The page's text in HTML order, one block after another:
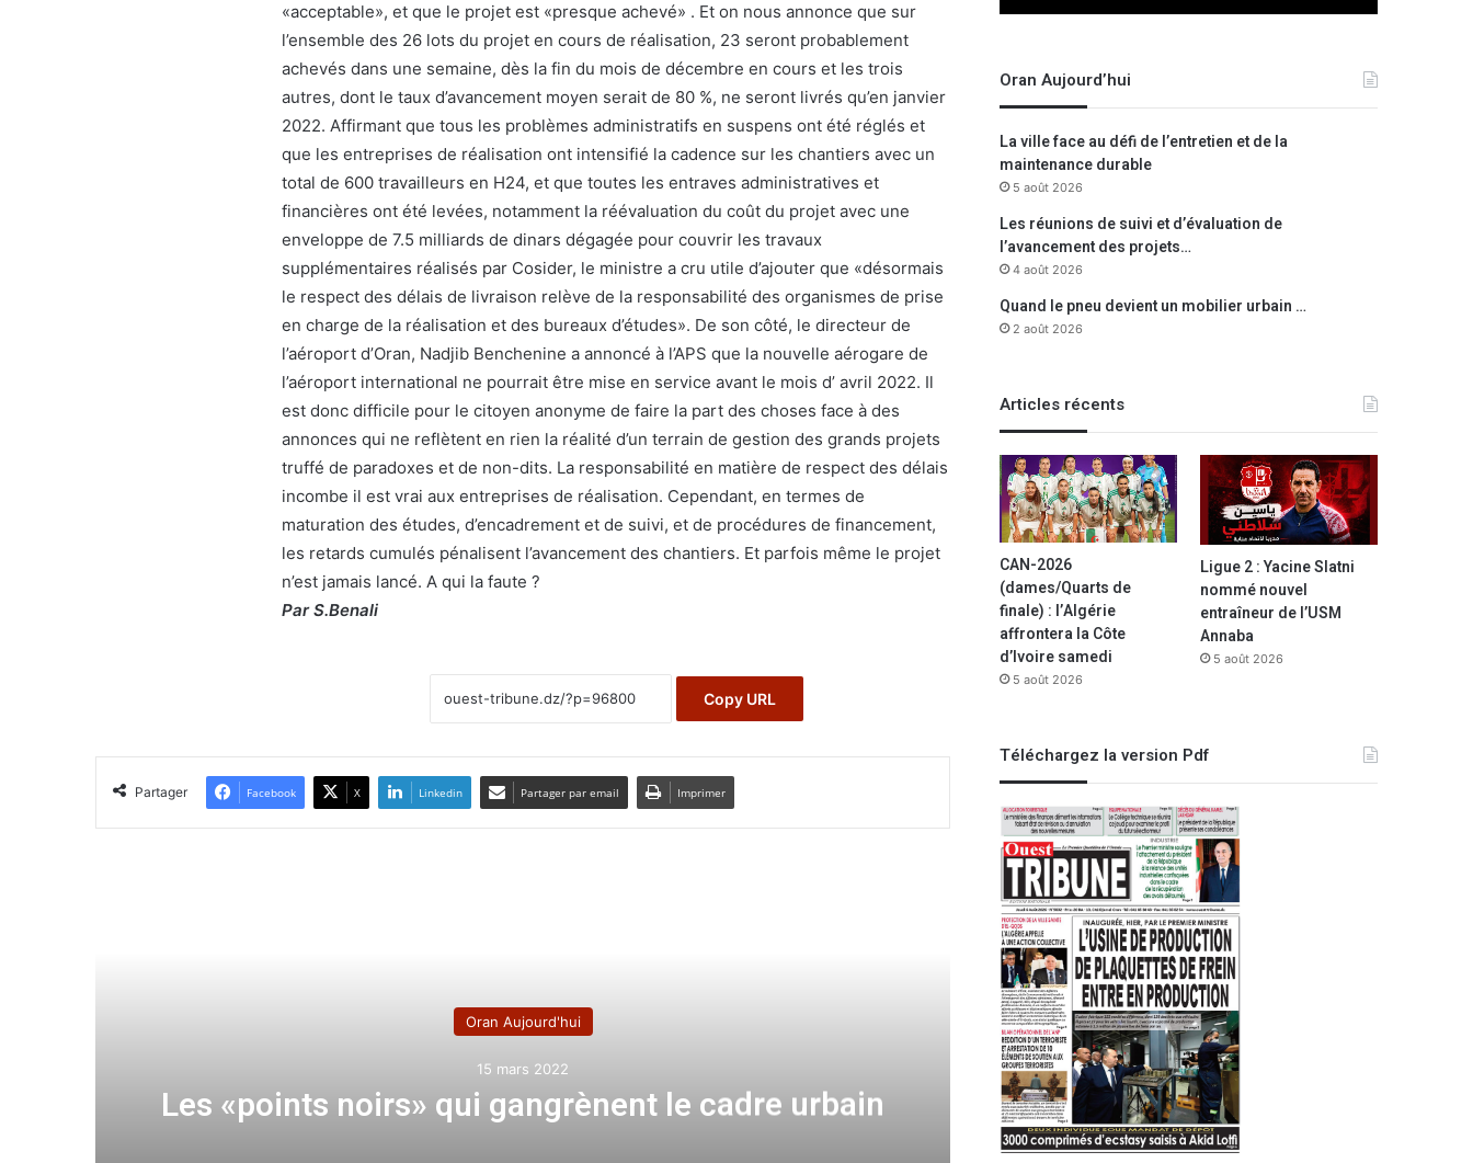
«acceptable», et que le projet est «presque achevé» . Et on nous annonce que sur
l’ensemble des 26 lots du projet en cours de réalisation, 23 seront probablement
achevés dans une semaine, dès la fin du mois de décembre en cours et les trois
autres, dont le taux d’avancement moyen serait de 80 %, ne seront livrés qu’en janvier
2022. Affirmant que tous les problèmes administratifs en suspens ont été réglés et
que les entreprises de réalisation ont intensifié la cadence sur les chantiers avec un
total de 600 travailleurs en H24, et que toutes les entraves administratives et
financières ont été levées, notamment la réévaluation du coût du projet avec une
enveloppe de 7.5 milliards de dinars dégagée pour couvrir les travaux
supplémentaires réalisés par Cosider, le ministre a cru utile d’ajouter que «désormais
le respect des délais de livraison relève de la responsabilité des organismes de prise
en charge de la réalisation et des bureaux d’études». De son côté, le directeur de
l’aéroport d’Oran, Nadjib Benchenine a annoncé à l’APS que la nouvelle aérogare de
l’aéroport international ne pourrait être mise en service avant le mois d’ avril 2022. Il
est donc difficile pour le citoyen anonyme de faire la part des choses face à des
annonces qui ne reflètent en rien la réalité d’un terrain de gestion des grands projets
truffé de paradoxes et de non-dits. La responsabilité en matière de respect des délais
incombe il est vrai aux entreprises de réalisation. Cependant, en termes de
maturation des études, d’encadrement et de suivi, et de procédures de financement,
les retards cumulés pénalisent l’avancement des chantiers. Et parfois même le projet
n’est jamais lancé. A qui la faute ?
Par S.Benali
Copy URL
Partager Facebook X Linkedin Partager par email Imprimer
Oran Aujourd'hui
15 mars 2022
Les «points noirs» qui gangrènent le cadre urbain Des retards qui
Oran Aujourd’hui
La ville face au défi de l’entretien et de la
maintenance durable
5 août 2026
Les réunions de suivi et d’évaluation de
l’avancement des projets…
4 août 2026
Quand le pneu devient un mobilier urbain …
2 août 2026
Articles récents
CAN-2026
(dames/Quarts de
finale) : l’Algérie
affrontera la Côte
d’Ivoire samedi
5 août 2026
Ligue 2 : Yacine Slatni
nommé nouvel
entraîneur de l’USM
Annaba
5 août 2026
Téléchargez la version Pdf